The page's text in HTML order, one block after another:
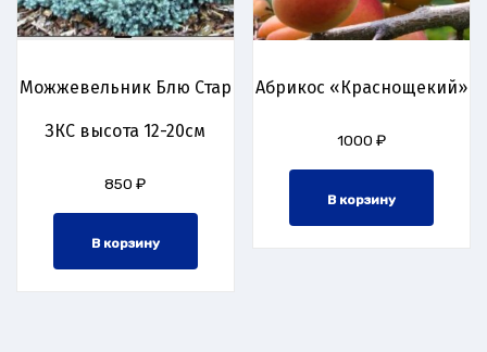
Можжевельник Блю Стар
ЗКС высота 12-20см
850₽
В корзину
Абрикос «Краснощекий»
1000₽
В корзину